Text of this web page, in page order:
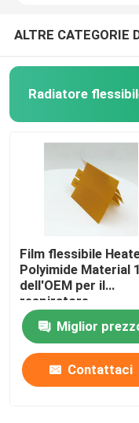
ALTRE CATEGORIE
Radiatore
Film flessibile
Polyimide Material
dell'OEM per il
respiratore
Miglior
Contattaci